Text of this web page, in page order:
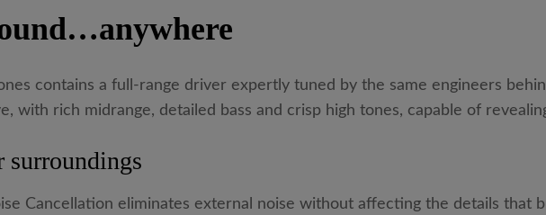
contains a full-range driver expertly tuned by the same engineers
with rich midrange, detailed bass and crisp high tones, capable of
surroundings
Cancellation eliminates external noise without affecting the details that